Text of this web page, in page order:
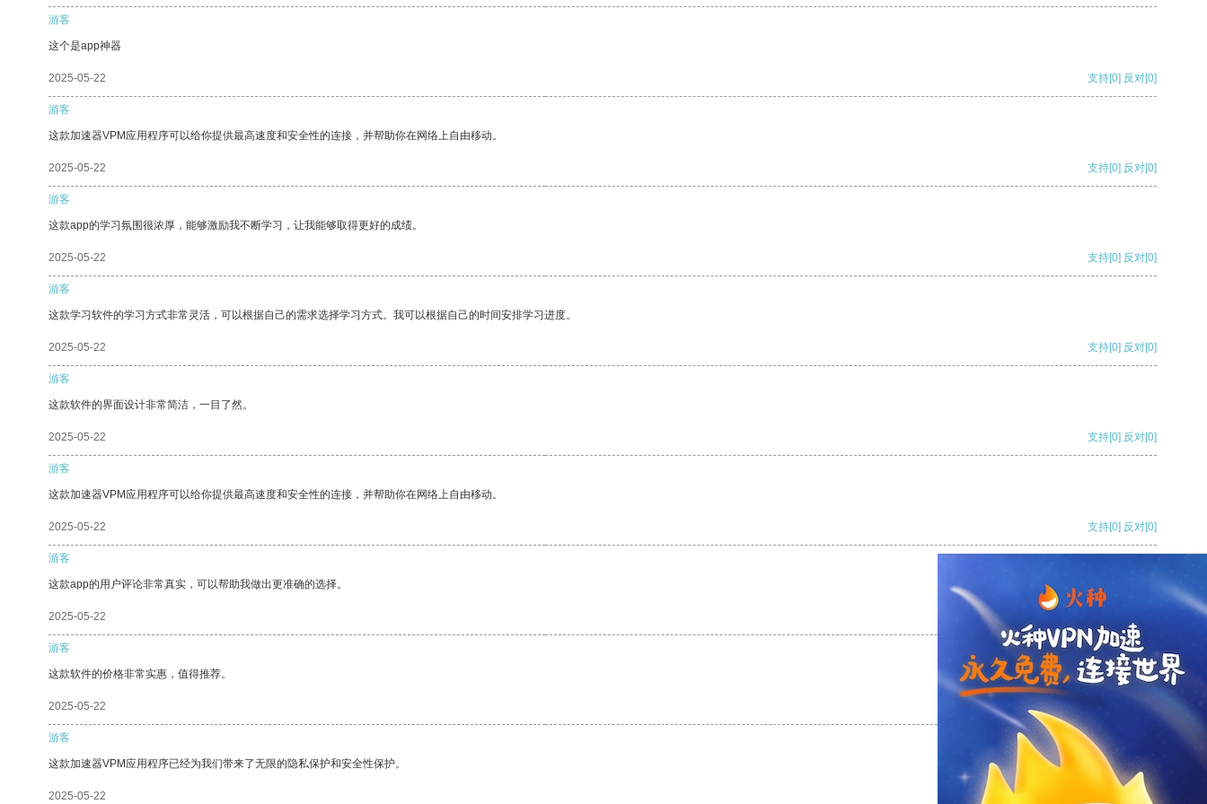
游客
这个是app神器
2025-05-22 支持[0] 反对[0]
游客
这款加速器VPM应用程序可以给你提供最高速度和安全性的连接，并帮助你在网络上自由移动。
2025-05-22 支持[0] 反对[0]
游客
这款app的学习氛围很浓厚，能够激励我不断学习，让我能够取得更好的成绩。
2025-05-22 支持[0] 反对[0]
游客
这款学习软件的学习方式非常灵活，可以根据自己的需求选择学习方式。我可以根据自己的时间安排学习进度。
2025-05-22 支持[0] 反对[0]
游客
这款软件的界面设计非常简洁，一目了然。
2025-05-22 支持[0] 反对[0]
游客
这款加速器VPM应用程序可以给你提供最高速度和安全性的连接，并帮助你在网络上自由移动。
2025-05-22 支持[0] 反对[0]
游客
这款app的用户评论非常真实，可以帮助我做出更准确的选择。
2025-05-22
游客
这款软件的价格非常实惠，值得推荐。
2025-05-22 反对
游客
这款加速器VPM应用程序已经为我们带来了无限的隐私保护和安全性保护。
2025-05-22 反对[0]